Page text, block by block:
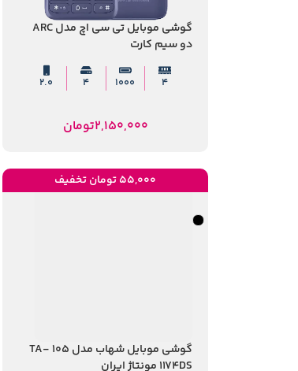
گوشی موبایل تی سی اچ مدل ARC
دو سیم کارت
4
1000
4
2.0
2,150,000تومان
55,000 تومان تخفیف